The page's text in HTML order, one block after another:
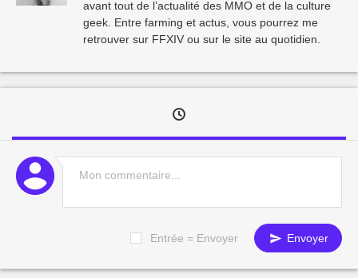
avant tout de l’actualité des MMO et de la culture
geek. Entre farming et actus, vous pourrez me
retrouver sur FFXIV ou sur le site au quotidien.
Entrée = Envoyer Envoyer